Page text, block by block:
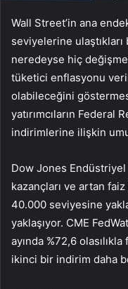
Wall Street’in ana
seviyelerine ulaştıkları
neredeyse hiç
tüketici enflasyonu
olabileceğini
yatırımcıların Federal
indirimlerine ilişkin
Dow Jones Endüstriyel
kazançları ve artan
40.000 seviyesine
yaklaşıyor. CME
ayında %72,6
ikinci bir indirim daha